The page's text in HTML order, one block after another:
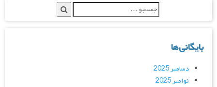
بایگانی‌ها
دسامبر 2025
نوامبر 2025